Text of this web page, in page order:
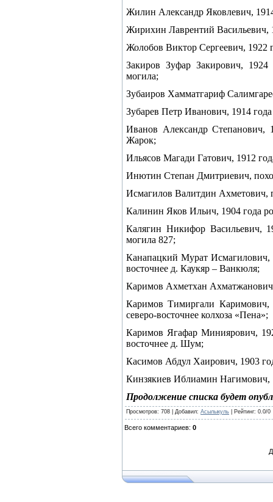
Жилин Александр Яковлевич,
Жирихин Лаврентий Васильевич,
Жолобов Виктор Сергеевич, 1922
Закиров Зуфар Закирович, 1924
могила;
Зубаиров Хамматгариф
Зубарев Петр Иванович, 1914
Иванов Александр Степанович,
Жарок;
Ильясов Магади Гатович, 1912
Инютин Степан Дмитриевич,
Исмагилов Валитдин Ахметович,
Калинин Яков Ильич, 1904 года
Калягин Никифор Васильевич,
могила 827;
Канапацкий Мурат Исмагилович,
восточнее д. Каукяр – Ванкюля;
Каримов Ахметхан
Каримов Тимиргали Каримович,
северо-восточнее колхоза «Пена»;
Каримов Ягафар Миниярович,
восточнее д. Шум;
Касимов Абдул Хаирович, 1903
Кинзякиев Иблиамин Нагимович,
Продолжение списка будет
Просмотров: 708 | Добавил: Асылыкуль Рейтинг: 0.0/0
Всего комментариев: 0